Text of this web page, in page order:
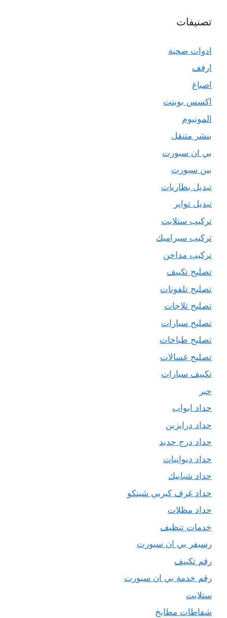
تصنيفات
ادوات صحية
ارفف
اصباغ
اكسس بوينت
المونيوم
بنشر متنقل
بي ان سبورت
بين سبورت
تبديل بطاريات
تبديل تواير
تركيب ستلايت
تركيب سيراميك
تركيب مداخن
تصليح تكييف
تصليح تلفونات
تصليح ثلاجات
تصليح سيارات
تصليح طباخات
تصليح غسالات
تكييف سيارات
حبر
حداد ابواب
حداد درابزين
حداد درج حديد
حداد ديوانيات
حداد شبابيك
حداد غرف كيربي شينكو
حداد مظلات
خدمات تنظيف
رسيفر بي ان سبورت
رقم تكييف
رقم خدمة بي ان سبورت
ستلايت
شفاطات مطابخ